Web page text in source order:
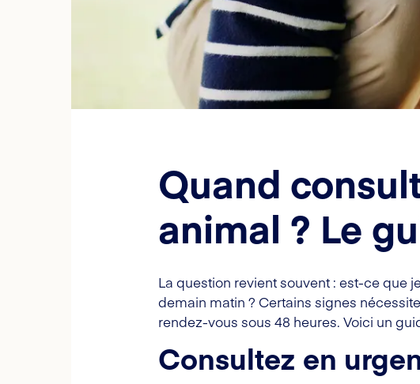
Quand
animal ? Le
La question revient souvent : est-ce que
demain matin ? Certains signes
rendez-vous sous 48 heures. Voici un
Consultez en